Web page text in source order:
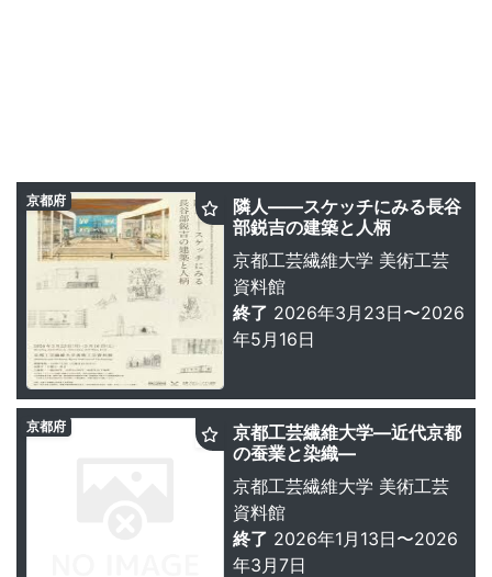
隣人――スケッチにみる長谷
部鋭吉の建築と人柄
京都工芸繊維大学 美術工芸
資料館
終了 2026年3月23日〜2026
年5月16日
京都府
京都工芸繊維大学―近代京都
の蚕業と染織―
京都工芸繊維大学 美術工芸
資料館
終了 2026年1月13日〜2026
年3月7日
京都府